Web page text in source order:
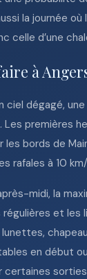
la journée
celle d’une
à
ciel dégagé,
Les premières
les bords de
rafales à 10
midi, la
régulières et les
lunettes,
en début
certaines